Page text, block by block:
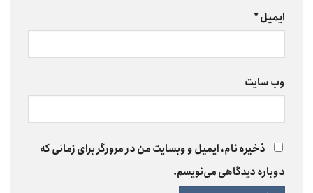
ایمیل*
وب‌ سایت
ذخیره نام، ایمیل و وبسایت من در مرورگر برای زمانی که
دوباره دیدگاهی می‌نویسم.